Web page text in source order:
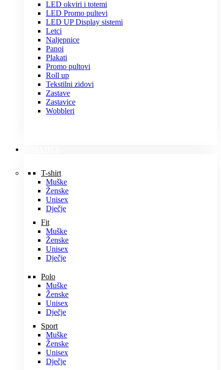
LED okviri i totemi
LED Promo pultevi
LED UP Display sistemi
Letci
Naljepnice
Panoi
Plakati
Promo pultovi
Roll up
Tekstilni zidovi
Zastave
Zastavice
Wobbleri
T-shirt
Muške
Ženske
Unisex
Dječje
Fit
Muške
Ženske
Unisex
Dječje
Polo
Muške
Ženske
Unisex
Dječje
Sport
Muške
Ženske
Unisex
Dječje